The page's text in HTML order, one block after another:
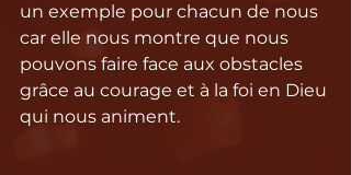
un exemple pour chacun de nous
car elle nous montre que nous
pouvons faire face aux obstacles
grâce au courage et à la foi en Dieu
qui nous animent.